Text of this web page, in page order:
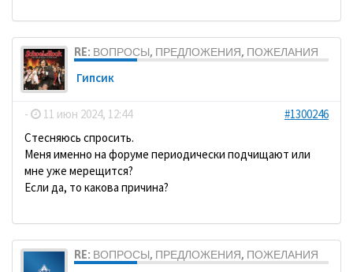
RE: ВОПРОСЫ, ПРЕДЛОЖЕНИЯ, ПОЖЕЛАНИЯ
Гипсик
- 11 июн 2024, 12:44
#1300246
Стесняюсь спросить.
Меня именно на форуме периодически подчищают или
мне уже мерещится?
Если да, то какова причина?
RE: ВОПРОСЫ, ПРЕДЛОЖЕНИЯ, ПОЖЕЛАНИЯ